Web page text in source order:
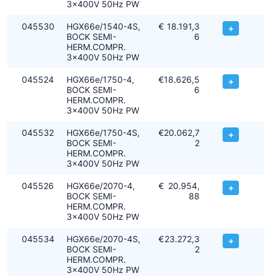
3x400V 50Hz PW
045530
HGX66e/1540-4S,
BOCK SEMI-
HERM.COMPR.
3x400V 50Hz PW
€ 18.191,3
6
+
045524
HGX66e/1750-4,
BOCK SEMI-
HERM.COMPR.
3x400V 50Hz PW
€18.626,5
6
+
045532
HGX66e/1750-4S,
BOCK SEMI-
HERM.COMPR.
3x400V 50Hz PW
€20.062,7
2
+
045526
HGX66e/2070-4,
BOCK SEMI-
HERM.COMPR.
3x400V 50Hz PW
€ 20.954,
88
+
045534
HGX66e/2070-4S,
BOCK SEMI-
HERM.COMPR.
3x400V 50Hz PW
€23.272,3
2
+